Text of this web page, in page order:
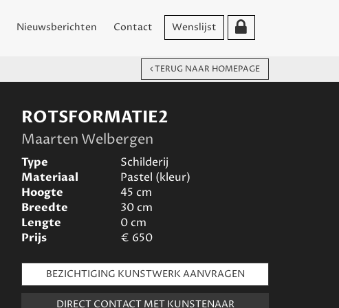
Nieuwsberichten Contact Wenslijst
TERUG NAAR HOMEPAGE
ROTSFORMATIE2
Maarten Welbergen
Type
Schilderij
Materiaal
Pastel (kleur)
Hoogte
45 cm
Breedte
30cm
Lengte
0cm
Prijs
€ 650
BEZICHTIGING KUNSTWERK AANVRAGEN
DIRECT CONTACT MET KUNSTENAAR